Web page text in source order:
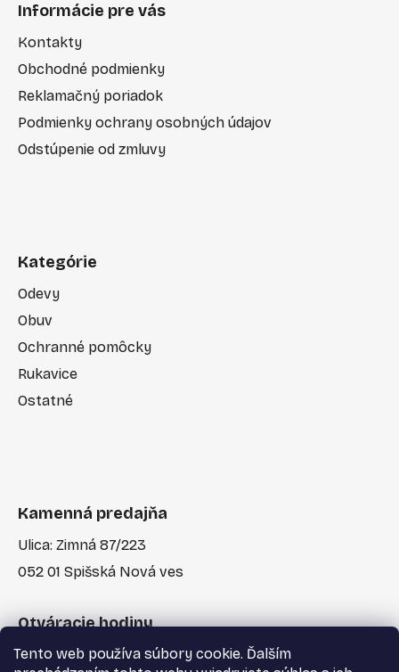
Tento web používa súbory cookie. Ďalším
Informácie pre vás
Kontakty
Obchodné podmienky
Reklamačný poriadok
Podmienky ochrany osobných údajov
Odstúpenie od zmluvy
Kategórie
Odevy
Obuv
Ochranné pomôcky
Rukavice
Ostatné
Kamenná predajňa
Ulica: Zimná 87/223
052 01 Spišská Nová ves
Otváracie hodiny
Po-Pia: 7:30 - 17:00